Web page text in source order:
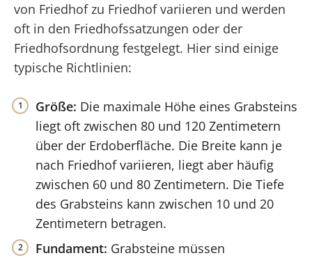
von Friedhof zu Friedhof variieren und werden
oft in den Friedhofssatzungen oder der
Friedhofsordnung festgelegt. Hier sind einige
typische Richtlinien:
Größe: Die maximale Höhe eines Grabsteins
liegt oft zwischen 80 und 120 Zentimetern
über der Erdoberfläche. Die Breite kann je
nach Friedhof variieren, liegt aber häufig
zwischen 60 und 80 Zentimetern. Die Tiefe
des Grabsteins kann zwischen 10 und 20
Zentimetern betragen.
Fundament: Grabsteine müssen